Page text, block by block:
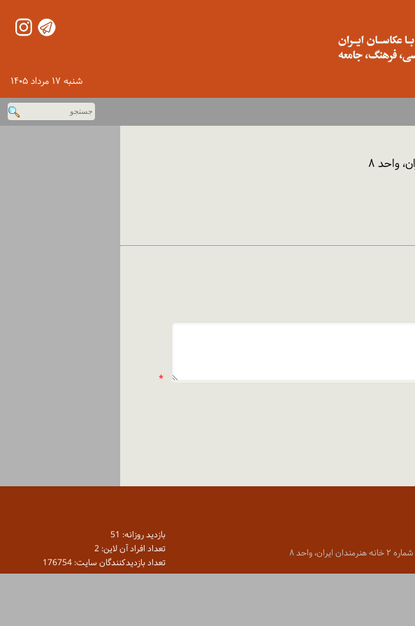
شنبه ۱۷ مرداد ۱۴۰۵
*
بازديد روزانه: 51
تعداد افراد آن لاين: 2
تعداد بازديدكنندگان سايت: 176754